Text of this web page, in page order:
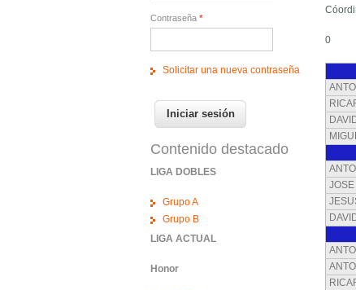
0
JOSE
Contraseña*
Solicitar una nueva contraseña
Contenido destacado
LIGA DOBLES
Grupo A
Grupo B
LIGA ACTUAL
Honor